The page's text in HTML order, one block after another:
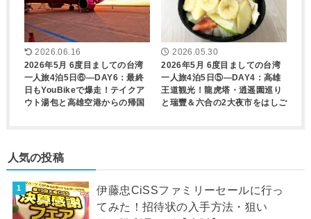
2026.06.16
2026年5月 6度目ましての台湾
一人旅4泊5日⑥―DAY6：最終
日もYouBikeで爆走！テイクア
ウト湯包と高雄空港からの帰国
2026.05.30
2026年5月 6度目ましての台湾
一人旅4泊5日⑤―DAY4：高雄
王道観光！龍虎塔・逍遥園巡り
と瑞豐＆六合の2大夜市をはしご
人気の投稿
伊藤忠CiSSファミリーセールに行っ
てみた！招待状の入手方法・狙い